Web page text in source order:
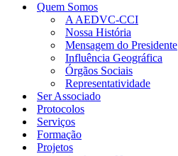
Quem Somos
A AEDVC-CCI
Nossa História
Mensagem do Presidente
Influência Geográfica
Órgãos Sociais
Representatividade
Ser Associado
Protocolos
Serviços
Formação
Projetos